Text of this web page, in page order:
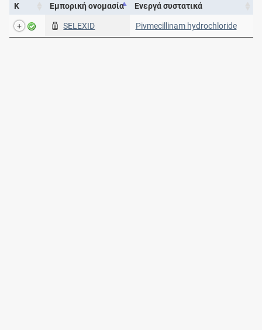
Κ Εμπορική ονομασία Ενεργά συστατικά
SELEXID Pivmecillinam hydrochloride